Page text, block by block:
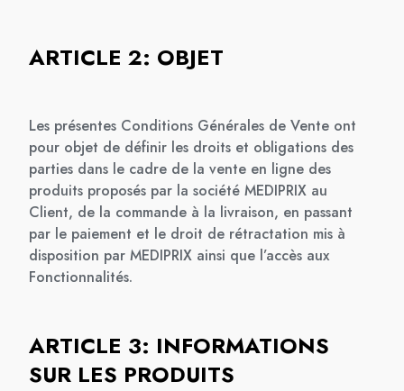
ARTICLE 2: OBJET
Les présentes Conditions Générales de Vente ont
pour objet de définir les droits et obligations des
parties dans le cadre de la vente en ligne des
produits proposés par la société MEDIPRIX au
Client, de la commande à la livraison, en passant
par le paiement et le droit de rétractation mis à
disposition par MEDIPRIX ainsi que l’accès aux
Fonctionnalités.
ARTICLE 3: INFORMATIONS
SUR LES PRODUITS